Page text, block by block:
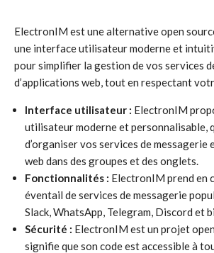
ElectronIM est une alternative open
une interface utilisateur moderne et
pour simplifier la gestion de vos services
d’applications web, tout en respectant
Interface utilisateur : ElectronIM
utilisateur moderne et personnalisable,
d’organiser vos services de messagerie
web dans des groupes et des onglets.
Fonctionnalités : ElectronIM prend en
éventail de services de messagerie
Slack, WhatsApp, Telegram, Discord et
Sécurité : ElectronIM est un projet
signifie que son code est accessible à